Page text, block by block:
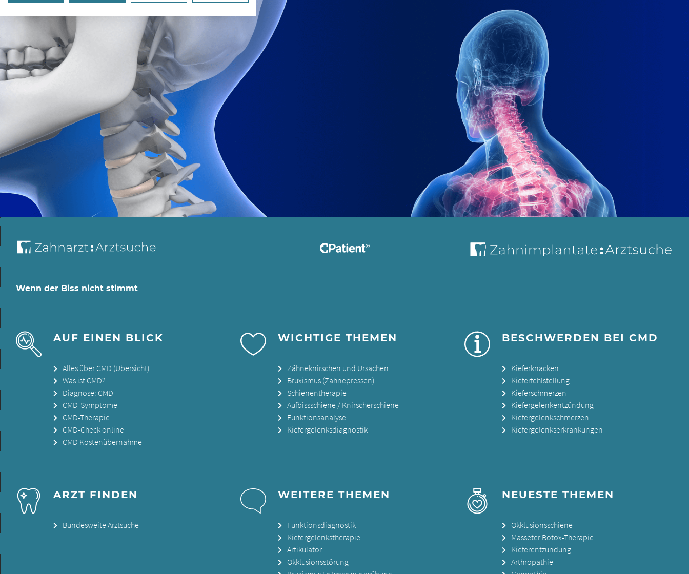
Wenn der Biss nicht stimmt
AUF EINEN BLICK
Alles über CMD (Übersicht)
Was ist CMD?
Diagnose: CMD
CMD-Symptome
CMD-Therapie
CMD-Check online
CMD Kostenübernahme
WICHTIGE THEMEN
Zähneknirschen und Ursachen
Bruxismus (Zähnepressen)
Schienentherapie
Aufbissschiene / Knirscherschiene
Funktionsanalyse
Kiefergelenksdiagnostik
BESCHWERDEN BEI CMD
Kieferknacken
Kieferfehlstellung
Kieferschmerzen
Kiefergelenkentzündung
Kiefergelenkschmerzen
Kiefergelenkserkrankungen
ARZT FINDEN
Bundesweite Arztsuche
WEITERE THEMEN
Funktionsdiagnostik
Kiefergelenkstherapie
Artikulator
Okklusionsstörung
NEUESTE THEMEN
Okklusionsschiene
Masseter Botox-Therapie
Kieferentzündung
Arthropathie